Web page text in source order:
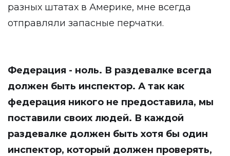
разных штатах в Америке, мне всегда
отправляли запасные перчатки.
Федерация - ноль. В раздевалке всегда
должен быть инспектор. А так как
федерация никого не предоставила, мы
поставили своих людей. В каждой
раздевалке должен быть хотя бы один
инспектор, который должен проверять,